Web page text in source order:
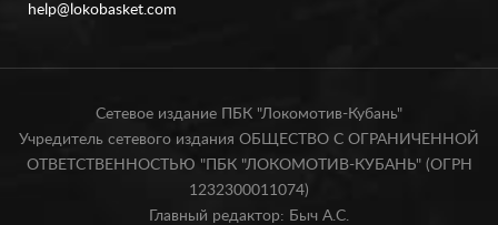
help@lokobasket.com
Сетевое издание ПБК "Локомотив-Кубань"
Учредитель сетевого издания ОБЩЕСТВО С ОГРАНИЧЕННОЙ
ОТВЕТСТВЕННОСТЬЮ "ПБК "ЛОКОМОТИВ-КУБАНЬ" (ОГРН
1232300011074)
Главный редактор: Быч А.С.